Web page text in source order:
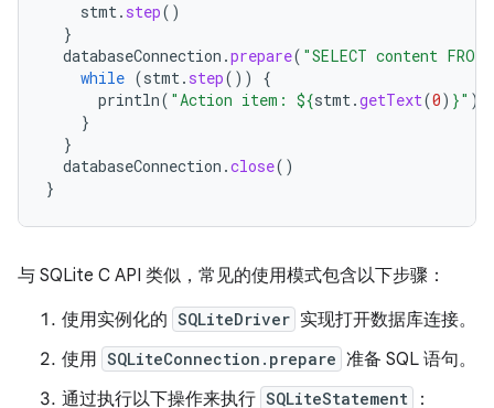
stmt. step()
}
databaseConnection .prepare( "SELECT content
while (stmt. step())
{
println( "Action item: ${stmt.getText(0) }" )
}
}
databaseConnection .close()
}
与 SQLite C API 类似，常见的使用模式包含以下步骤：
使用实例化的 SQLiteDriver 实现打开数据库连接。
使用 SQLiteConnection.prepare 准备 SQL 语句。
通过执行以下操作来执行 SQLiteStatement
：